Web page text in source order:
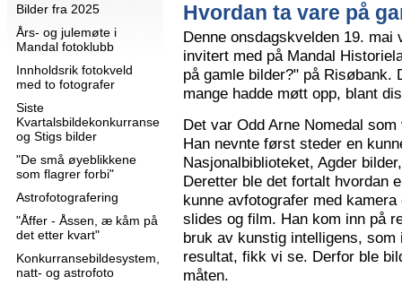
Bilder fra 2025
Års- og julemøte i
Mandal fotoklubb
Innholdsrik fotokveld
med to fotografer
Siste
Kvartalsbildekonkurranse
og Stigs bilder
"De små øyeblikkene
som flagrer forbi"
Astrofotografering
"Åffer - Åssen, æ kåm på
det etter kvart"
Konkurransebildesystem,
natt- og astrofoto
Hvordan ta vare på
Denne onsdagskvelden 19.
invitert med på Mandal
på gamle bilder?" på
mange hadde møtt opp, blant
Det var Odd Arne Nomedal
Han nevnte først steder en
Nasjonalbiblioteket, Agder
Deretter ble det fortalt hvordan
kunne avfotografer med
slides og film. Han kom inn på
bruk av kunstig intelligens,
resultat, fikk vi se. Derfor ble
måten.